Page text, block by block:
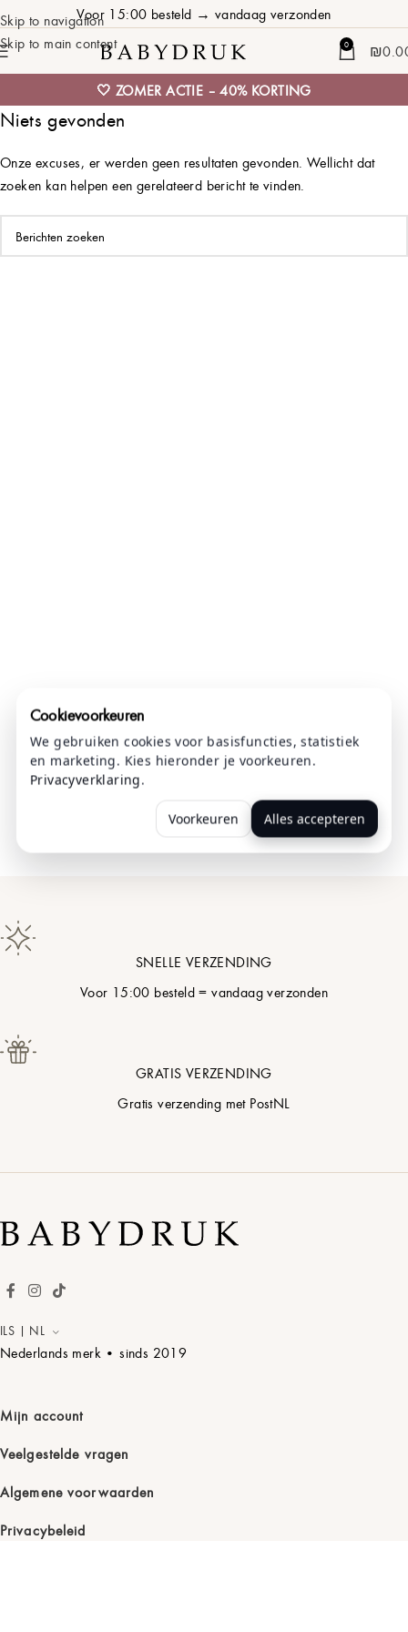
Skip to navigation
Skip to main content
Voor 15:00 besteld → vandaag verzonden
0 ₪
🤍 ZOMER ACTIE – 40% KORTING
Niets gevonden
Onze excuses, er werden geen resultaten gevonden. Wellicht dat
zoeken kan helpen een gerelateerd bericht te vinden.
SNELLE VERZENDING
Voor 15:00 besteld = vandaag verzonden
GRATIS VERZENDING
Gratis verzending met PostNL
ILS | NL
Nederlands merk • sinds 2019
Mijn account
Veelgestelde vragen
Algemene voorwaarden
Privacybeleid
Cookievoorkeuren
We gebruiken cookies voor basisfuncties, statistiek
en marketing. Kies hieronder je voorkeuren.
Privacyverklaring.
Voorkeuren Alles accepteren